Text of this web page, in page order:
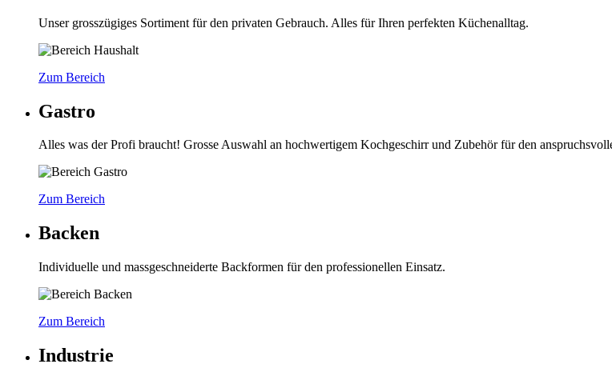
Unser grosszügiges Sortiment für den privaten Gebrauch. Alles für Ihren perfekten Küchenalltag.
Zum Bereich
Gastro
Alles was der Profi braucht! Grosse Auswahl an hochwertigem Kochgeschirr und Zubehör für den
Zum Bereich
Backen
Individuelle und massgeschneiderte Backformen für den professionellen Einsatz.
Zum Bereich
Industrie